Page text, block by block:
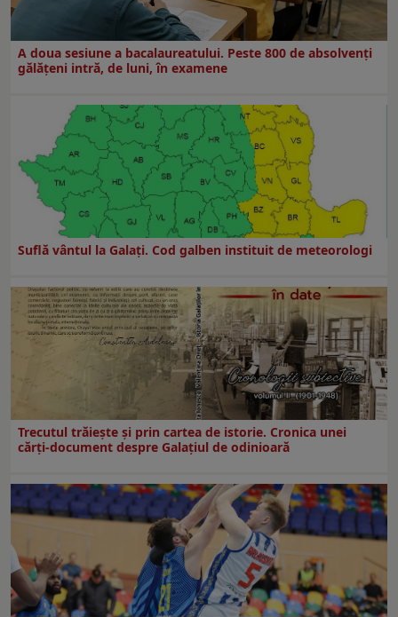
A doua sesiune a bacalaureatului. Peste 800 de absolvenţi
gălăţeni intră, de luni, în examene
Suflă vântul la Galaţi. Cod galben instituit de meteorologi
Trecutul trăiește și prin cartea de istorie. Cronica unei
cărți-document despre Galațiul de odinioară